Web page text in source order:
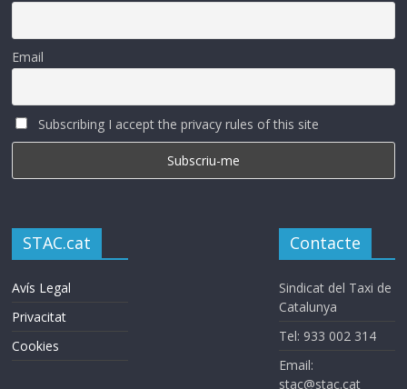
Email
Subscribing I accept the privacy rules of this site
STAC.cat
Avís Legal
Privacitat
Cookies
Contacte
Sindicat del Taxi de
Catalunya
Tel: 933 002 314
Email:
stac@stac.cat